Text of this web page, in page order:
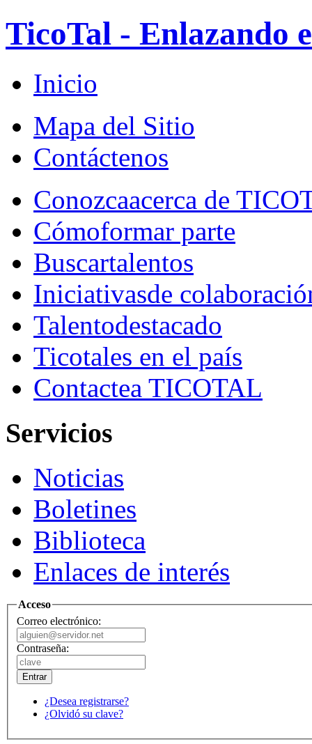
TicoTal - Enlazando
Inicio
Mapa del Sitio
Contáctenos
Conozcaacerca de
Cómoformar parte
Buscartalentos
Iniciativasde
Talentodestacado
Ticotales en el país
Contactea TICOTAL
Servicios
Noticias
Boletines
Biblioteca
Enlaces de interés
Acceso
Correo electrónico:
Contraseña:
¿Desea registrarse?
¿Olvidó su clave?